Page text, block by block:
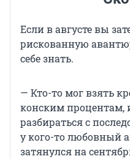
Если в августе вы
рискованную
себе знать.
— Кто-то мог взять
конским процентам,
разбираться с
у кого-то любовный
затянулся на